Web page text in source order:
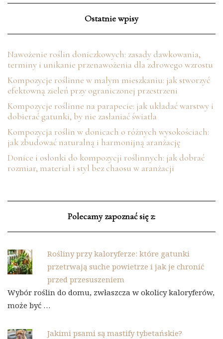
Ostatnie wpisy
Nawożenie roślin doniczkowych: zasady dawkowania,
terminy i unikanie przenawożenia dla zdrowego wzrostu
Kompozycje roślinne w małym mieszkaniu: jak stworzyć
efektowną zieleń przy ograniczonej przestrzeni
Kompozycje roślinne na parapecie: jak układać warstwy i
dobierać gatunki, by nie zasłaniać światła
Kompozycja roślin w donicach o różnych wysokościach:
jak zbudować naturalną i harmonijną aranżację
Donice i osłonki do kompozycji roślinnych: jak dobrać
rozmiar, materiał i styl bez chaosu w aranżacji
Polecamy zapoznać się z:
Rośliny przy kaloryferze: które gatunki
przetrwają suche powietrze i jak je chronić
przed przesuszeniem
Wybór roślin do domu, zwłaszcza w okolicy kaloryferów,
może być …
Jakimi psami są mastify tybetańskie?